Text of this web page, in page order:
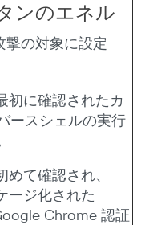
ンのエネル
撃の対象に設定
初に確認されたカ
ースシェルの実行
めて確認され、
ージ化された
Chrome 認証